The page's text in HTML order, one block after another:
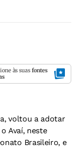
às suas fontes
voltou a adotar
Avaí, neste
Brasileiro, e